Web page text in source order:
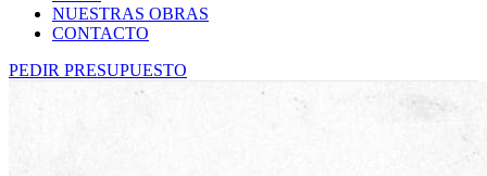
NUESTRAS OBRAS
CONTACTO
PEDIR PRESUPUESTO